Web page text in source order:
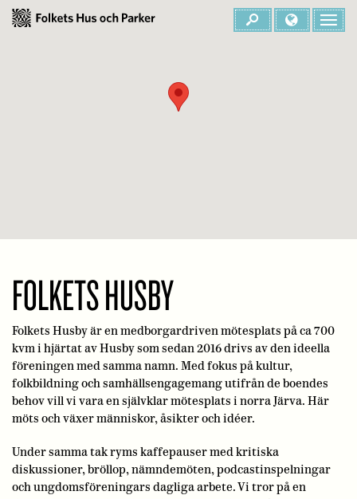
FOLKETS HUSBY
Folkets Husby är en medborgardriven mötesplats på ca 700
kvm i hjärtat av Husby som sedan 2016 drivs av den ideella
föreningen med samma namn. Med fokus på kultur,
folkbildning och samhällsengagemang utifrån de boendes
behov vill vi vara en självklar mötesplats i norra Järva. Här
möts och växer människor, åsikter och idéer.
Under samma tak ryms kaffepauser med kritiska
diskussioner, bröllop, nämndemöten, podcastinspelningar
och ungdomsföreningars dagliga arbete. Vi tror på en